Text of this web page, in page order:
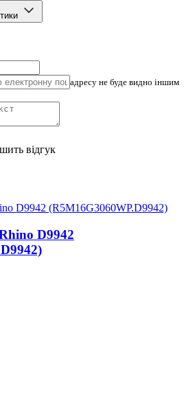
адресу не буде видно іншим
відгук
D9942